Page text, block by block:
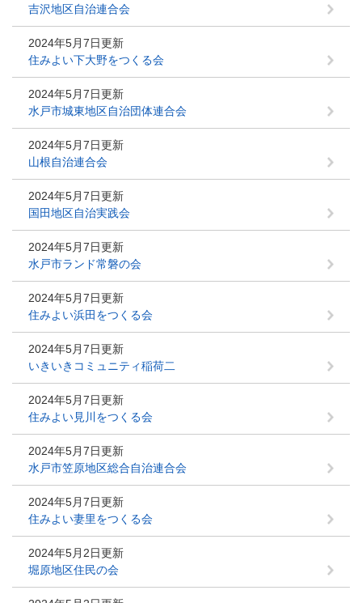
吉沢地区自治連合会
2024年5月7日更新
住みよい下大野をつくる会
2024年5月7日更新
水戸市城東地区自治団体連合会
2024年5月7日更新
山根自治連合会
2024年5月7日更新
国田地区自治実践会
2024年5月7日更新
水戸市ランド常磐の会
2024年5月7日更新
住みよい浜田をつくる会
2024年5月7日更新
いきいきコミュニティ稲荷二
2024年5月7日更新
住みよい見川をつくる会
2024年5月7日更新
水戸市笠原地区総合自治連合会
2024年5月7日更新
住みよい妻里をつくる会
2024年5月2日更新
堀原地区住民の会